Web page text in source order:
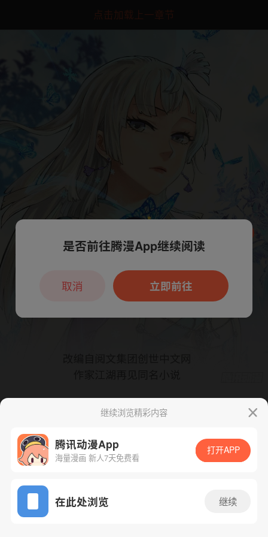
点击加载上一章节
App免费看
腾漫App免费看
继续浏览精彩内容
腾讯动漫App
海量漫画 新人7天免费看
打开APP
在此处浏览 继续
本章节仅支持App阅读，可打开App新用
户7天免费看
是否前往腾漫App继续阅读
立即前往
取消